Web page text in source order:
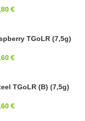
€
TGoLR (7,5g)
€
TGoLR (B) (7,5g)
€